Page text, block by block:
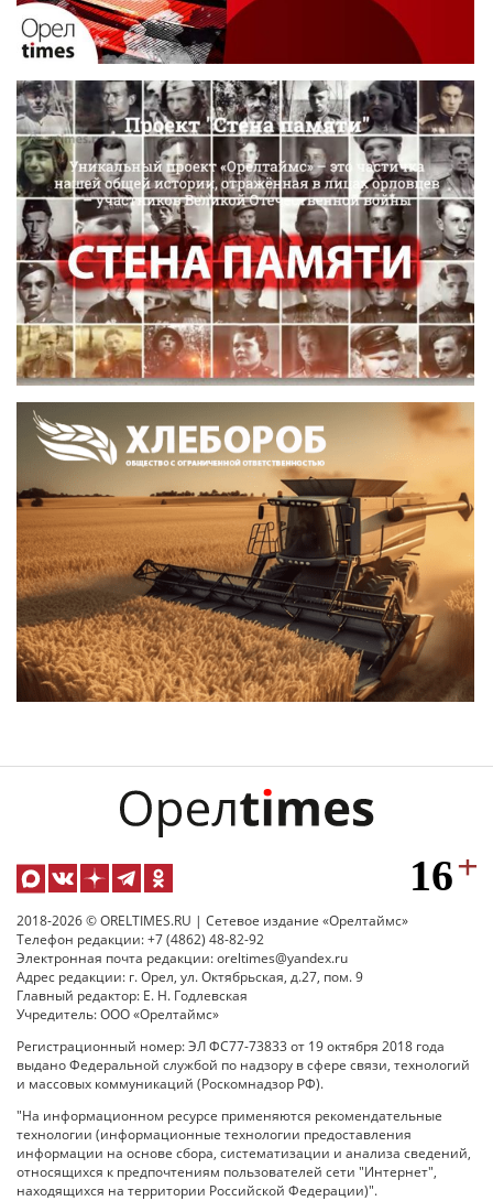
2018-2026 © ORELTIMES.RU | Сетевое издание «Орелтаймс»
Телефон редакции: +7 (4862) 48-82-92
Электронная почта редакции: oreltimes@yandex.ru
Адрес редакции: г. Орел, ул. Октябрьская, д.27, пом. 9
Главный редактор: Е. Н. Годлевская
Учредитель: ООО «Орелтаймс»
Регистрационный номер: ЭЛ ФС77-73833 от 19 октября 2018 года
выдано Федеральной службой по надзору в сфере связи, технологий
и массовых коммуникаций (Роскомнадзор РФ).
"На информационном ресурсе применяются рекомендательные
технологии (информационные технологии предоставления
информации на основе сбора, систематизации и анализа сведений,
относящихся к предпочтениям пользователей сети "Интернет",
находящихся на территории Российской Федерации)".